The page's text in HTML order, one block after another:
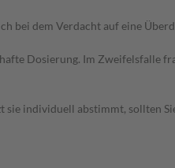
bei dem Verdacht auf eine
Dosierung. Im Zweifelsfalle
individuell abstimmt, sollten